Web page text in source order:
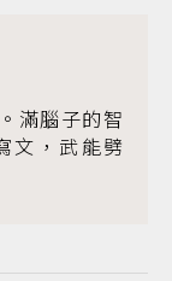
滿腦子的智
文，武能劈